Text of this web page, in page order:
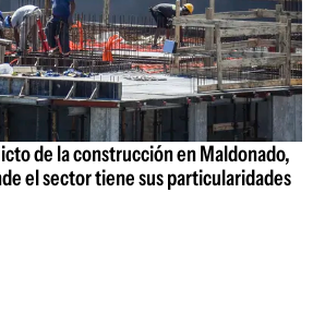
de la construcción en Maldonado,
el sector tiene sus particularidades